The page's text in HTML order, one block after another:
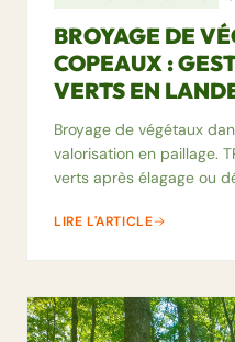
BROYAGE DE
COPEAUX :
VERTS EN
Broyage de végétaux
valorisation en paillage.
verts après élagage ou
LIRE L'ARTICLE